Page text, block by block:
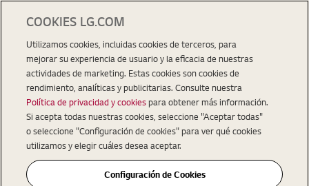
COOKIES LG.COM
Utilizamos cookies, incluidas cookies de terceros, para
mejorar su experiencia de usuario y la eficacia de nuestras
actividades de marketing. Estas cookies son cookies de
rendimiento, analíticas y publicitarias. Consulte nuestra
Política de privacidad y cookiespara obtener más información.
Si acepta todas nuestras cookies, seleccione "Aceptar todas"
o seleccione "Configuración de cookies" para ver qué cookies
utilizamos y elegir cuáles desea aceptar.
Configuración de Cookies